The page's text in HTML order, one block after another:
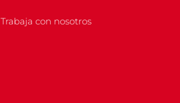
Trabaja con nosotros